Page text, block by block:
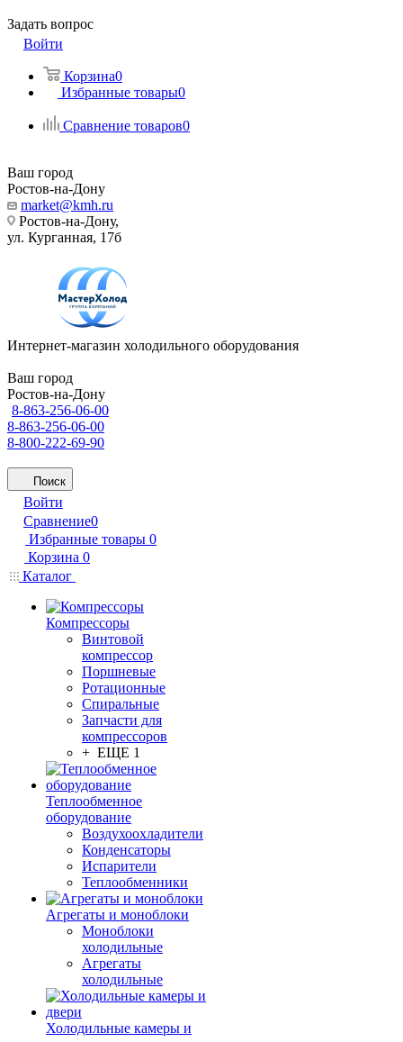
Задать вопрос
Войти
Корзина0
Избранные товары0
Сравнение товаров0
Ваш город
Ростов-на-Дону
market@kmh.ru
Ростов-на-Дону,
ул. Курганная, 17б
Интернет-магазин холодильного оборудования
Ваш город
Ростов-на-Дону
8-863-256-06-00
8-863-256-06-00
8-800-222-69-90
Поиск
Войти
Сравнение0
Избранные товары 0
Корзина 0
Каталог
Компрессоры
Винтовой
компрессор
Поршневые
Ротационные
Спиральные
Запчасти для
компрессоров
+ ЕЩЕ 1
Теплообменное
оборудование
Воздухоохладители
Конденсаторы
Испарители
Теплообменники
Агрегаты и моноблоки
Моноблоки
холодильные
Агрегаты
холодильные
Холодильные камеры и